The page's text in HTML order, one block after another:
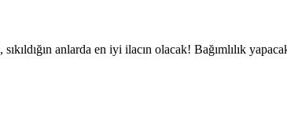
, sıkıldığın anlarda en iyi ilacın olacak! Bağımlılık